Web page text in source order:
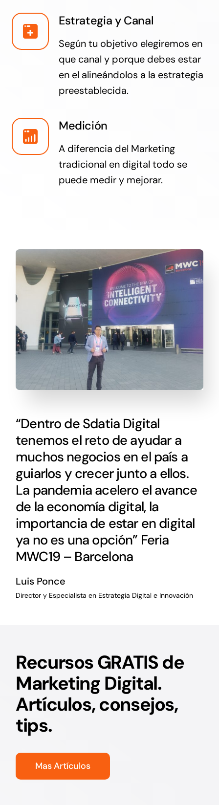
Estrategia y Canal
Según tu objetivo elegiremos en
que canal y porque debes estar
en el alineándolos a la estrategia
preestablecida.
Medición
A diferencia del Marketing
tradicional en digital todo se
puede medir y mejorar.
“Dentro de Sdatia Digital
tenemos el reto de ayudar a
muchos negocios en el país a
guiarlos y crecer junto a ellos.
La pandemia acelero el avance
de la economía digital, la
importancia de estar en digital
ya no es una opción” Feria
MWC19 – Barcelona
Luis Ponce
Director y Especialista en Estrategia Digital e Innovación
Recursos GRATIS de
Marketing Digital.
Artículos, consejos,
tips.
Mas Artículos